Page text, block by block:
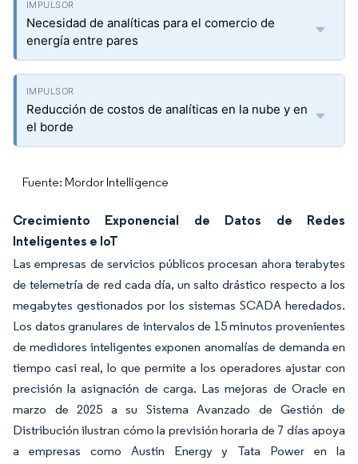
Necesidad de analíticas para el comercio de
energía entre pares
Reducción de costos de analíticas en la nube y en
el borde
Fuente: Mordor Intelligence
Crecimiento Exponencial de Datos de Redes
Inteligentes e IoT
Las empresas de servicios públicos procesan ahora terabytes
de telemetría de red cada día, un salto drástico respecto a los
megabytes gestionados por los sistemas SCADA heredados.
Los datos granulares de intervalos de 15 minutos provenientes
de medidores inteligentes exponen anomalías de demanda en
tiempo casi real, lo que permite a los operadores ajustar con
precisión la asignación de carga. Las mejoras de Oracle en
marzo de 2025 a su Sistema Avanzado de Gestión de
Distribución ilustran cómo la previsión horaria de 7 días apoya
a empresas como Austin Energy y Tata Power en la